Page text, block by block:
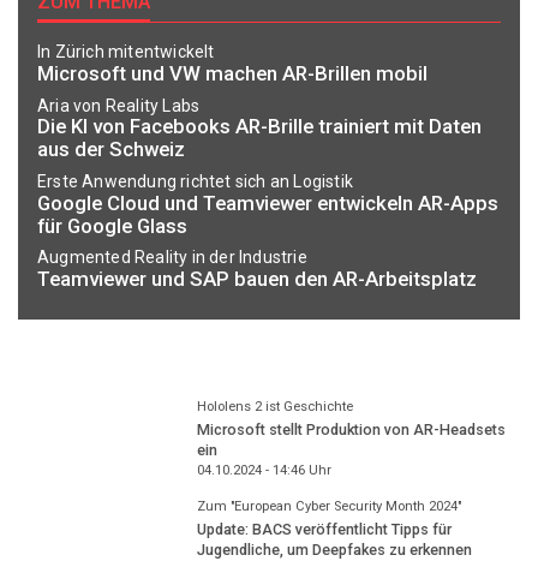
In Zürich mitentwickelt
Microsoft und VW machen AR-Brillen mobil
Aria von Reality Labs
Die KI von Facebooks AR-Brille trainiert mit Daten
aus der Schweiz
Erste Anwendung richtet sich an Logistik
Google Cloud und Teamviewer entwickeln AR-Apps
für Google Glass
Augmented Reality in der Industrie
Teamviewer und SAP bauen den AR-Arbeitsplatz
Hololens 2 ist Geschichte
Microsoft stellt Produktion von AR-Headsets
ein
04.10.2024 - 14:46Uhr
Zum "European Cyber Security Month 2024"
Update: BACS veröffentlicht Tipps für
Jugendliche, um Deepfakes zu erkennen